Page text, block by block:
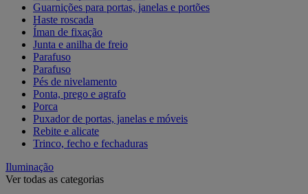
Guarnições para portas, janelas e portões
Haste roscada
Íman de fixação
Junta e anilha de freio
Parafuso
Parafuso
Pés de nivelamento
Ponta, prego e agrafo
Porca
Puxador de portas, janelas e móveis
Rebite e alicate
Trinco, fecho e fechaduras
Iluminação
Ver todas as categorias